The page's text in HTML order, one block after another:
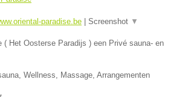
paradise.be | Screenshot ▼
( Het Oosterse Paradijs ) een Privé sauna- en
Wellness, Massage, Arrangementen